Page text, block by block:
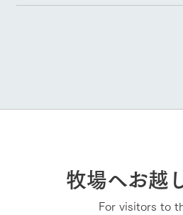
牧場へお越
For visitors to